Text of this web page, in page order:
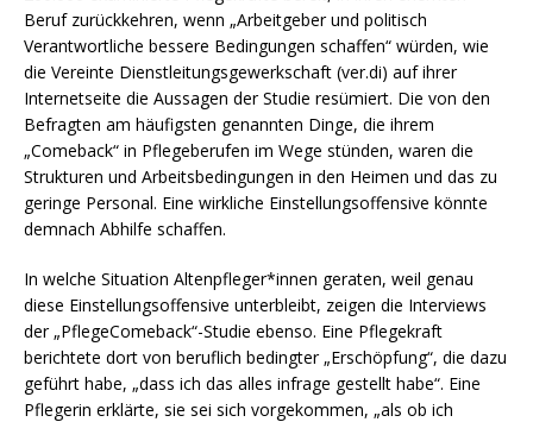
Beruf zurückkehren, wenn „Arbeitgeber und politisch
Verantwortliche bessere Bedingungen schaffen“ würden, wie
die Vereinte Dienstleitungsgewerkschaft (ver.di) auf ihrer
Internetseite die Aussagen der Studie resümiert. Die von den
Befragten am häufigsten genannten Dinge, die ihrem
„Comeback“ in Pflegeberufen im Wege stünden, waren die
Strukturen und Arbeitsbedingungen in den Heimen und das zu
geringe Personal. Eine wirkliche Einstellungsoffensive könnte
demnach Abhilfe schaffen.
In welche Situation Altenpfleger*innen geraten, weil genau
diese Einstellungsoffensive unterbleibt, zeigen die Interviews
der „PflegeComeback“-Studie ebenso. Eine Pflegekraft
berichtete dort von beruflich bedingter „Erschöpfung“, die dazu
geführt habe, „dass ich das alles infrage gestellt habe“. Eine
Pflegerin erklärte, sie sei sich vorgekommen, „als ob ich